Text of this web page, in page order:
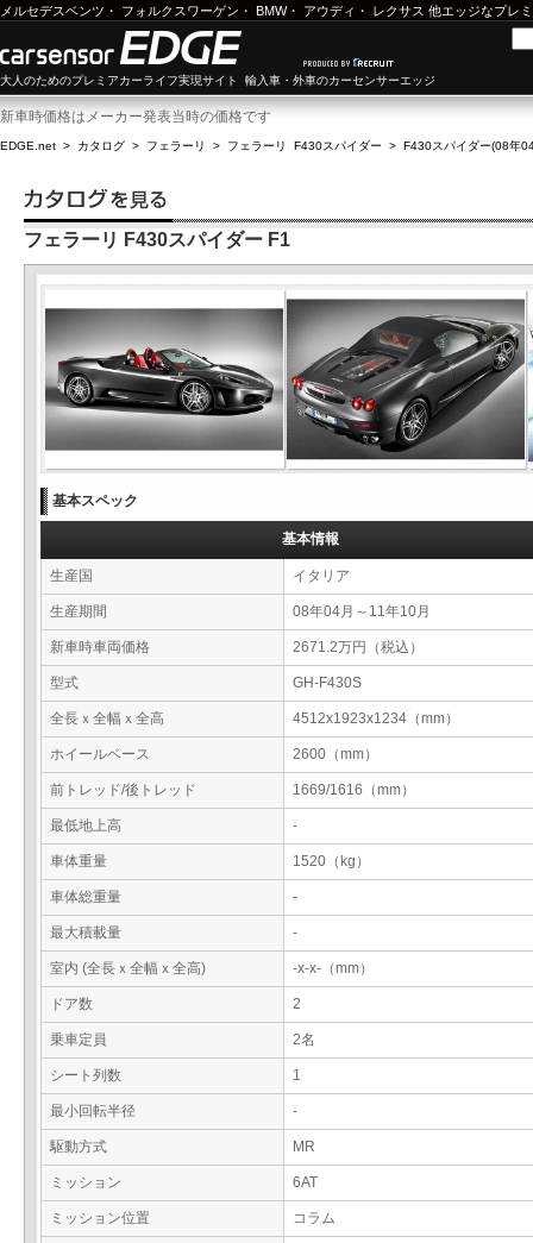
メルセデスベンツ ・ フォルクスワーゲン ・ BMW・ アウディ ・ レクサス 他エッジなプレ
大人のためのプレミアカーライフ実現サイト 輸入車・外車のカーセンサーエッジ
新車時価格はメーカー発表当時の価格です
EDGE.net > カタログ > フェラーリ > フェラーリ F430スパイダー > F430スパイダー(08年
フェラーリ F430スパイダー F1
基本スペック
基本情報
生産国 イタリア
生産期間 08年04月～11年10月
新車時車両価格 2671.2万円（税込）
型式 GH-F430S
全長ｘ全幅ｘ全高 4512x1923x1234（mm）
ホイールベース 2600（mm）
前トレッド/後トレッド 1669/1616（mm）
最低地上高 -
車体重量 1520（kg）
車体総重量 -
最大積載量 -
室内 (全長ｘ全幅ｘ全高) -x-x-（mm）
ドア数 2
乗車定員 2名
シート列数 1
最小回転半径 -
駆動方式 MR
ミッション 6AT
ミッション位置 コラム